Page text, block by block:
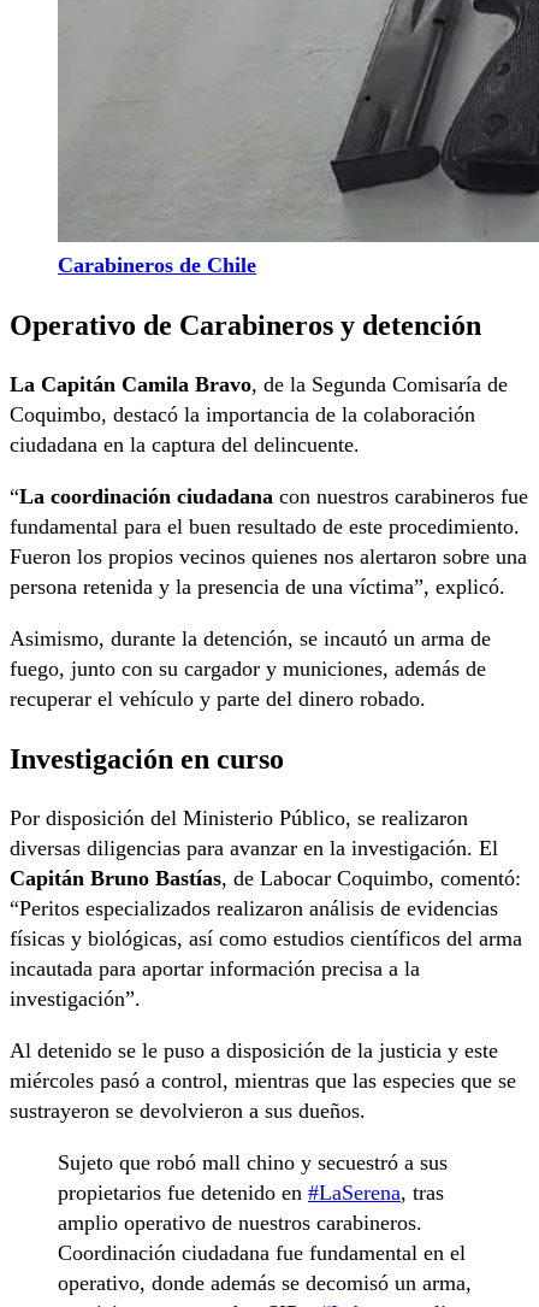
Carabineros de Chile
Operativo de Carabineros y detención
La Capitán Camila Bravo, de la Segunda Comisaría de
Coquimbo, destacó la importancia de la colaboración
ciudadana en la captura del delincuente.
“La coordinación ciudadana con nuestros carabineros fue
fundamental para el buen resultado de este procedimiento.
Fueron los propios vecinos quienes nos alertaron sobre una
persona retenida y la presencia de una víctima”, explicó.
Asimismo, durante la detención, se incautó un arma de
fuego, junto con su cargador y municiones, además de
recuperar el vehículo y parte del dinero robado.
Investigación en curso
Por disposición del Ministerio Público, se realizaron
diversas diligencias para avanzar en la investigación. El
Capitán Bruno Bastías, de Labocar Coquimbo, comentó:
“Peritos especializados realizaron análisis de evidencias
físicas y biológicas, así como estudios científicos del arma
incautada para aportar información precisa a la
investigación”.
Al detenido se le puso a disposición de la justicia y este
miércoles pasó a control, mientras que las especies que se
sustrayeron se devolvieron a sus dueños.
Sujeto que robó mall chino y secuestró a sus
propietarios fue detenido en #LaSerena, tras
amplio operativo de nuestros carabineros.
Coordinación ciudadana fue fundamental en el
operativo, donde además se decomisó un arma,